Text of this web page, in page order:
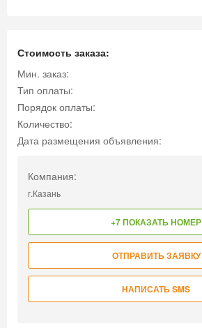
Стоимость заказа:
Мин. заказ:
Тип оплаты:
Порядок оплаты:
Количество:
Дата размещения объявления:
Компания:
г.Казань
+7 ПОКАЗАТЬ НОМЕР
ОТПРАВИТЬ ЗАЯВКУ
НАПИСАТЬ SMS